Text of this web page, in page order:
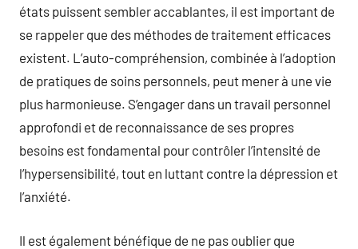
états puissent sembler accablantes, il est important de
se rappeler que des méthodes de traitement efficaces
existent. L’auto-compréhension, combinée à l’adoption
de pratiques de soins personnels, peut mener à une vie
plus harmonieuse. S’engager dans un travail personnel
approfondi et de reconnaissance de ses propres
besoins est fondamental pour contrôler l’intensité de
l’hypersensibilité, tout en luttant contre la dépression et
l’anxiété.
Il est également bénéfique de ne pas oublier que